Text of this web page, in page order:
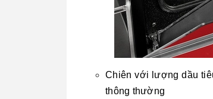
Chiên với lượng dầu
thông thường